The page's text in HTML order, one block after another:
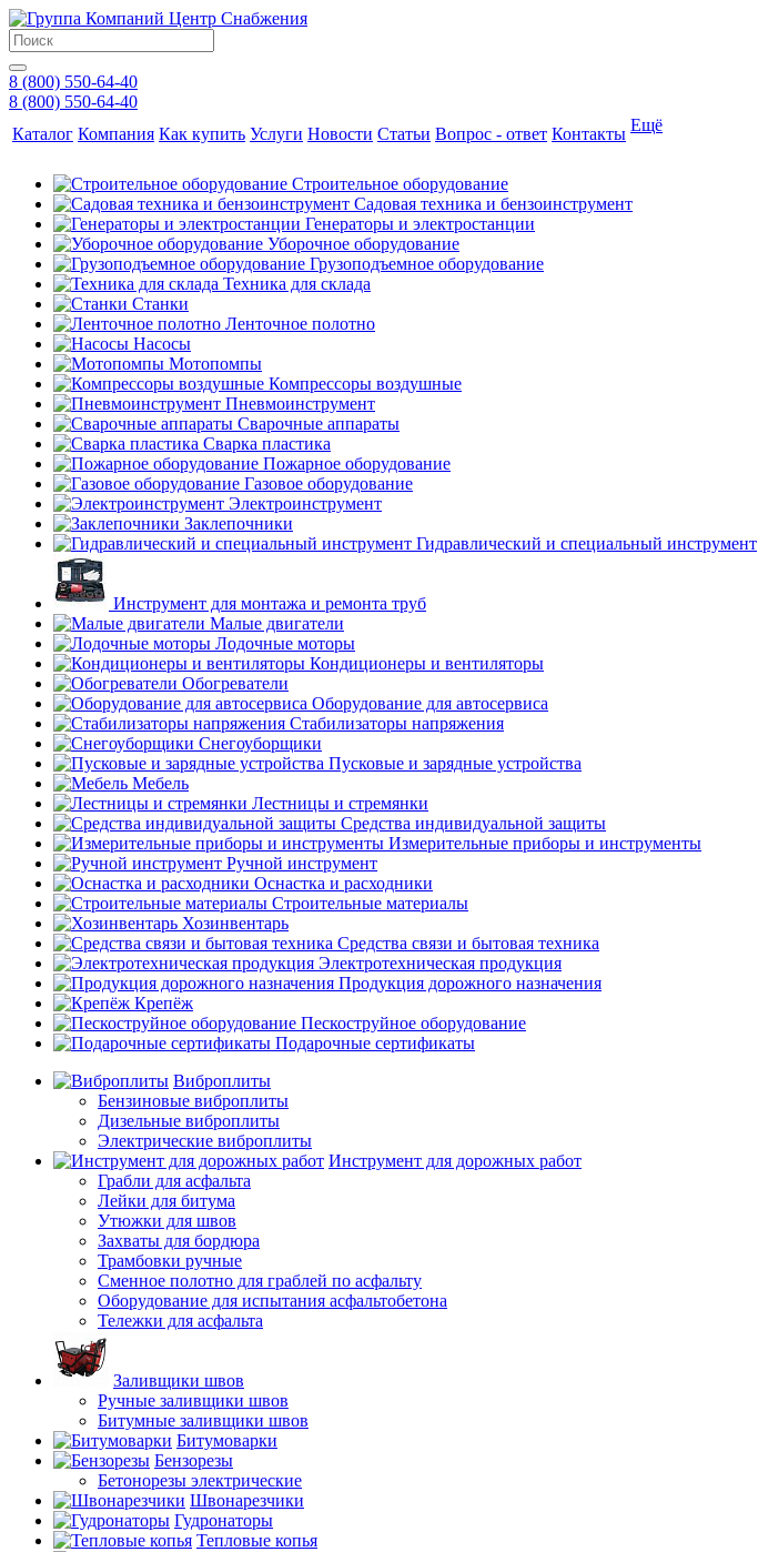
8 (800) 550-64-40
8 (800) 550-64-40
Каталог Компания Как купить Услуги Новости Статьи Вопрос - ответ Контакты Ещё
Строительное оборудование
Садовая техника и бензоинструмент
Генераторы и электростанции
Уборочное оборудование
Грузоподъемное оборудование
Техника для склада
Станки
Ленточное полотно
Насосы
Мотопомпы
Компрессоры воздушные
Пневмоинструмент
Сварочные аппараты
Сварка пластика
Пожарное оборудование
Газовое оборудование
Электроинструмент
Заклепочники
Гидравлический и специальный инструмент
Инструмент для монтажа и ремонта труб
Малые двигатели
Лодочные моторы
Кондиционеры и вентиляторы
Обогреватели
Оборудование для автосервиса
Стабилизаторы напряжения
Снегоуборщики
Пусковые и зарядные устройства
Мебель
Лестницы и стремянки
Средства индивидуальной защиты
Измерительные приборы и инструменты
Ручной инструмент
Оснастка и расходники
Строительные материалы
Хозинвентарь
Средства связи и бытовая техника
Электротехническая продукция
Продукция дорожного назначения
Крепёж
Пескоструйное оборудование
Подарочные сертификаты
Виброплиты
Бензиновые виброплиты
Дизельные виброплиты
Электрические виброплиты
Инструмент для дорожных работ
Грабли для асфальта
Лейки для битума
Утюжки для швов
Захваты для бордюра
Трамбовки ручные
Сменное полотно для граблей по асфальту
Оборудование для испытания асфальтобетона
Тележки для асфальта
Заливщики швов
Ручные заливщики швов
Битумные заливщики швов
Битумоварки
Бензорезы
Бетонорезы электрические
Швонарезчики
Гудронаторы
Тепловые копья